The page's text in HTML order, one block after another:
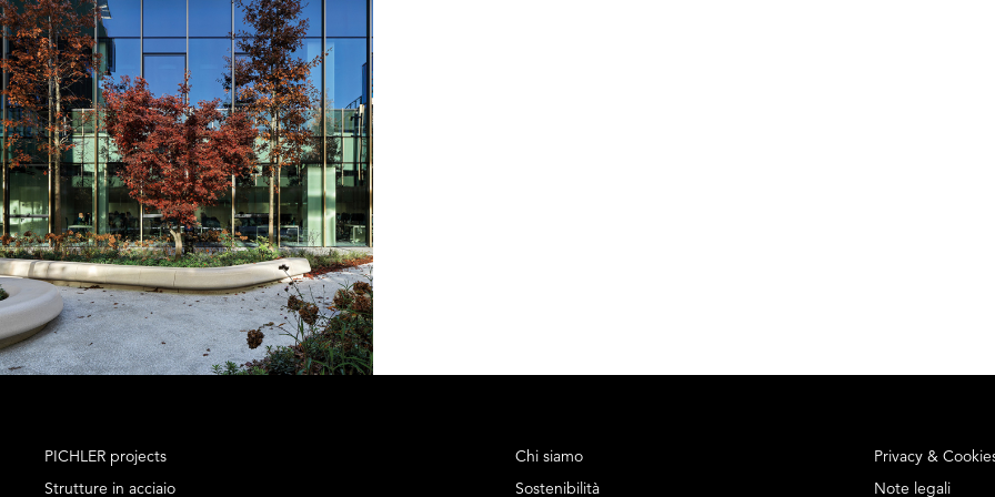
PICHLER projects
Strutture in acciaio
Chi siamo
Sostenibilità
Privacy &
Note legali